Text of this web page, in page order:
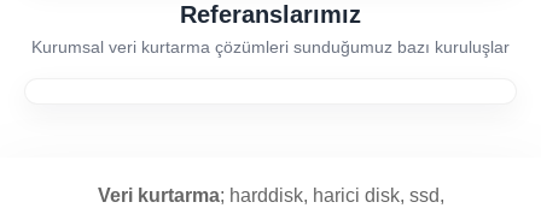
Referanslarımız
Kurumsal veri kurtarma çözümleri sunduğumuz bazı kuruluşlar
Veri kurtarma; harddisk, harici disk, ssd,